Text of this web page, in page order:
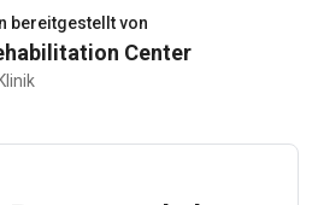
bereitgestellt von
Center